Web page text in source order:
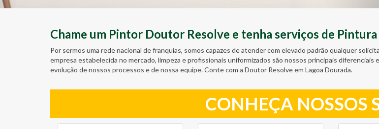
Chame um Pintor Doutor Resolve e tenha serviços de Pintura
Por sermos uma rede nacional de franquias, somos capazes de atender com elevado padrão qualquer
empresa estabelecida no mercado, limpeza e profissionais uniformizados são nossos principais
evolução de nossos processos e de nossa equipe. Conte com a Doutor Resolve em Lagoa Dourada.
CONHEÇA NOSSOS